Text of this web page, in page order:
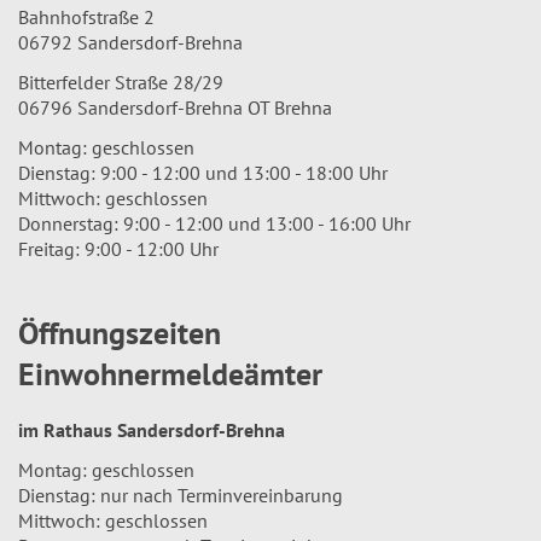
Bahnhofstraße 2
06792 Sandersdorf-Brehna
Bitterfelder Straße 28/29
06796 Sandersdorf-Brehna OT Brehna
Montag: geschlossen
Dienstag: 9:00 - 12:00 und 13:00 - 18:00 Uhr
Mittwoch: geschlossen
Donnerstag: 9:00 - 12:00 und 13:00 - 16:00 Uhr
Freitag: 9:00 - 12:00 Uhr
Öffnungszeiten
Einwohnermeldeämter
im Rathaus Sandersdorf-Brehna
Montag: geschlossen
Dienstag: nur nach Terminvereinbarung
Mittwoch: geschlossen